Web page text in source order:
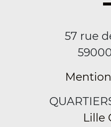
57 rue
Lille